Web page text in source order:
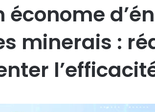
minerais :